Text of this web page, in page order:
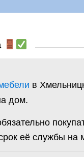
в
дом.
её службы на